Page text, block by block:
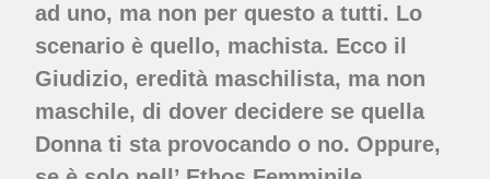
ad uno, ma non per questo a tutti. Lo
scenario è quello, machista. Ecco il
Giudizio, eredità maschilista, ma non
maschile, di dover decidere se quella
Donna ti sta provocando o no. Oppure,